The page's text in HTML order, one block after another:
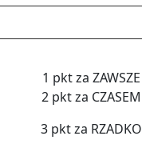
1 pkt za ZA­WSZE
2 pkt za CZA­SEM
3 pkt za RZAD­KO